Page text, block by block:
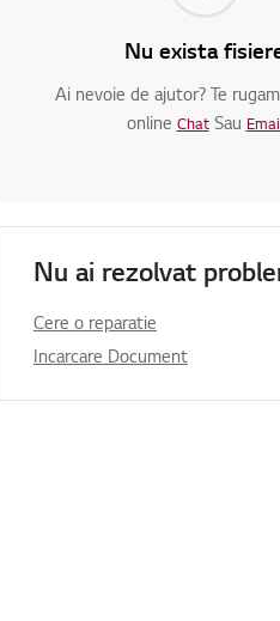
Nu exista
Ai nevoie de ajutor? Te
online ChatSau
Nu ai rezolvat
Cere o reparatie
Incarcare Document